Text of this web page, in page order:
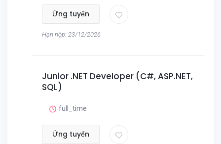
Ứng tuyển
Hạn nộp: 23/12/2026
Junior .NET Developer (C#, ASP.NET,
SQL)
full_time
Ứng tuyển